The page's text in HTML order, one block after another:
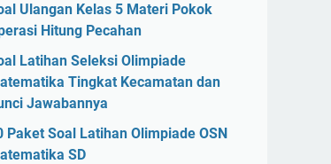
Ulangan Kelas 5 Materi Pokok
Hitung Pecahan
Latihan Seleksi Olimpiade
Tingkat Kecamatan dan
Jawabannya
Paket Soal Latihan Olimpiade OSN
SD